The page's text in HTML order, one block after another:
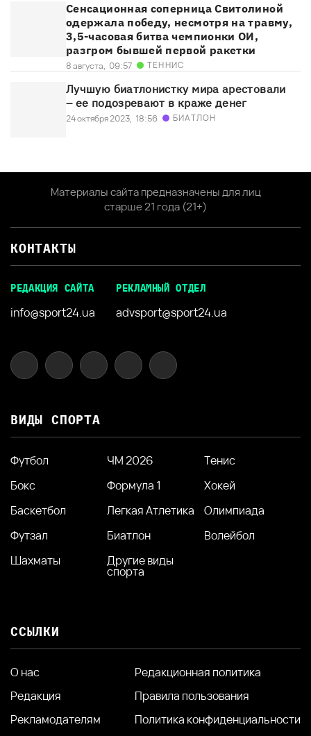
Сенсационная соперница Свитолиной
одержала победу, несмотря на травму,
3,5-часовая битва чемпионки ОИ,
разгром бывшей первой ракетки
8 августа, 09:57 ТЕННИС
Лучшую биатлонистку мира арестовали
– ее подозревают в краже денег
24 октября 2023, 18:56 БИАТЛОН
Материалы сайта предназначены для лиц
старше 21 года (21+)
КОНТАКТЫ
РЕДАКЦИЯ САЙТА
info@sport24.ua
РЕКЛАМНЫЙ ОТДЕЛ
advsport@sport24.ua
ВИДЫ СПОРТА
Футбол ЧМ 2026
Тенис
Бокс
Формула 1
Хокей
Баскетбол
Легкая Атлетика
Олимпиада
Футзал
Биатлон
Волейбол
Шахматы
Другие виды
спорта
ССЫЛКИ
О нас
Редакция
Рекламодателям
Редакционная политика
Правила пользования
Политика конфиденциальности